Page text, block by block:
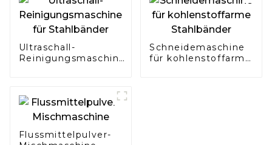
Ultraschall-
Reinigungsmaschine
Schneidemaschine
für kohlenstoffarme
Flussmittelpulver-